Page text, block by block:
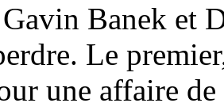
Banek et
Le
une affaire